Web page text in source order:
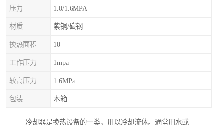
压力 1.0/1.6MPA
材质 紫铜/碳钢
换热面积 10
工作压力 1mpa
较高压力 1.6MPa
包装 木箱
冷却器是换热设备的一类，用以冷却流体。通常用水或